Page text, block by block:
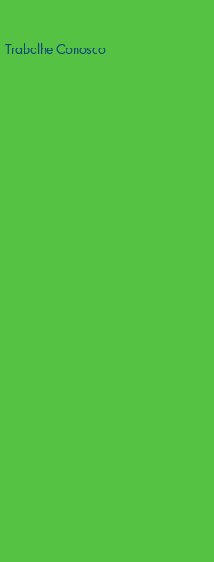
Trabalhe Conosco